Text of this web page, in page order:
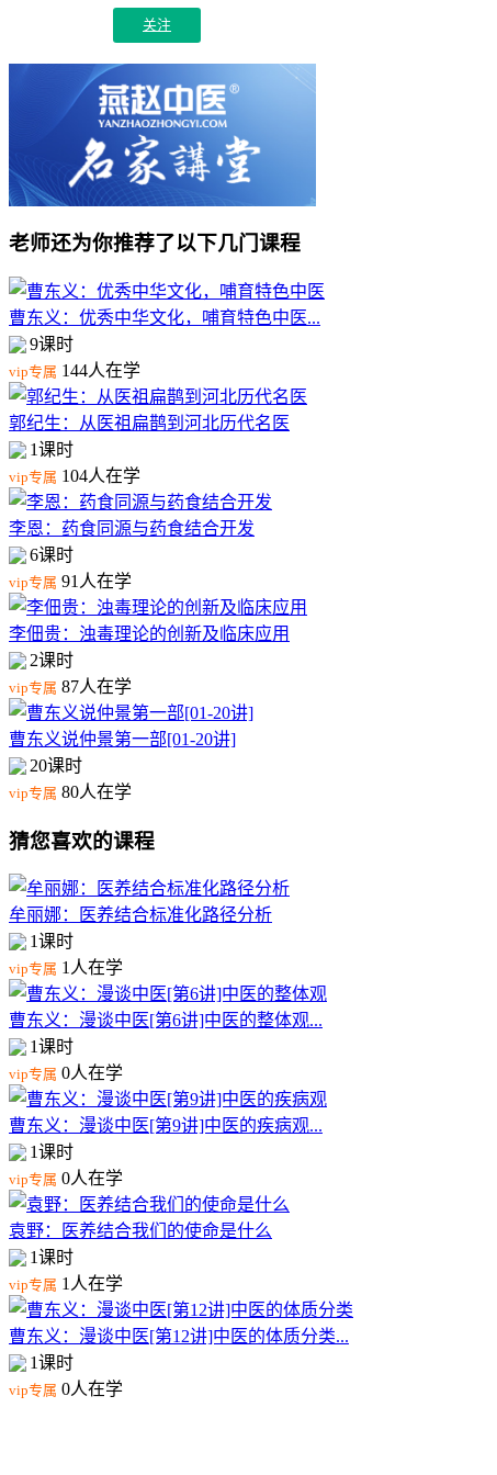
关注
老师还为你推荐了以下几门课程
曹东义：优秀中华文化，哺育特色中医...
9课时
vip专属 144人在学
郭纪生：从医祖扁鹊到河北历代名医
1课时
vip专属 104人在学
李恩：药食同源与药食结合开发
6课时
vip专属 91人在学
李佃贵：浊毒理论的创新及临床应用
2课时
vip专属 87人在学
曹东义说仲景第一部[01-20讲]
20课时
vip专属 80人在学
猜您喜欢的课程
牟丽娜：医养结合标准化路径分析
1课时
vip专属 1人在学
曹东义：漫谈中医[第6讲]中医的整体观...
1课时
vip专属 0人在学
曹东义：漫谈中医[第9讲]中医的疾病观...
1课时
vip专属 0人在学
袁野：医养结合我们的使命是什么
1课时
vip专属 1人在学
曹东义：漫谈中医[第12讲]中医的体质分类...
1课时
vip专属 0人在学